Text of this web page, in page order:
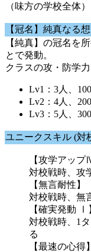
（味方の学校全体）
【冠名】純真なる
【純真】の冠名を
とで発動。
クラスの攻・防学
Lv1：3人、
Lv2：4人、
Lv3：5人、
ユニークスキル (対
【攻学アップ
対校戦時、攻
【無言耐性】
対校戦時、無
【確実発動 Ⅰ
対校戦時、1
る
【最速の心得】